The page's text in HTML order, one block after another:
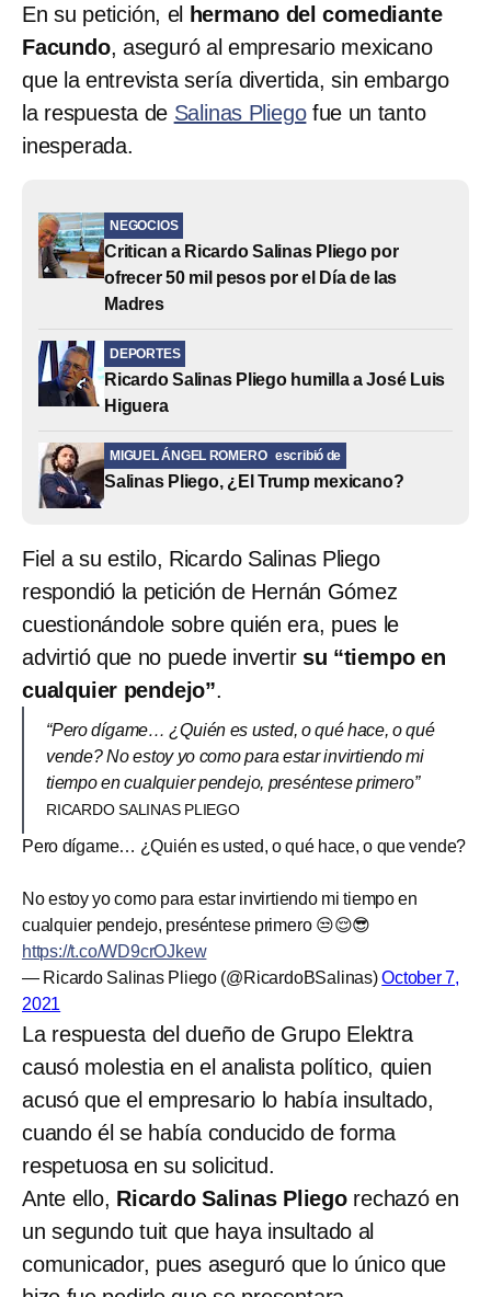
En su petición, el hermano del comediante
Facundo, aseguró al empresario mexicano
que la entrevista sería divertida, sin embargo
la respuesta de Salinas Pliegofue un tanto
inesperada.
NEGOCIOS
Critican a Ricardo Salinas Pliego por
ofrecer 50 mil pesos por el Día de las
Madres
DEPORTES
Ricardo Salinas Pliego humilla a José Luis
Higuera
MIGUEL ÁNGEL ROMERO escribió de
Salinas Pliego, ¿El Trump mexicano?
Fiel a su estilo, Ricardo Salinas Pliego
respondió la petición de Hernán Gómez
cuestionándole sobre quién era, pues le
advirtió que no puede invertirsu “tiempo en
cualquier pendejo”.
“Pero dígame… ¿Quién es usted, o qué hace, o qué
vende? No estoy yo como para estar invirtiendo mi
tiempo en cualquier pendejo, preséntese primero”
RICARDO SALINAS PLIEGO
Pero dígame… ¿Quién es usted, o qué hace, o que vende?
No estoy yo como para estar invirtiendo mi tiempo en
cualquier pendejo, preséntese primero 😒😌😎
https://t.co/WD9crOJkew
— Ricardo Salinas Pliego (@RicardoBSalinas)October 7,
2021
La respuesta del dueño de Grupo Elektra
causó molestia en el analista político, quien
acusó que el empresario lo había insultado,
cuando él se había conducido de forma
respetuosa en su solicitud.
Ante ello, Ricardo Salinas Pliegorechazó en
un segundo tuit que haya insultado al
comunicador, pues aseguró que lo único que